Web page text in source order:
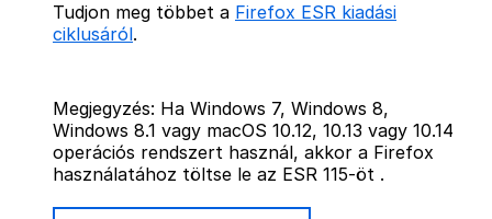
Tudjon meg többet a Firefox ESR kiadási
ciklusáról.
Megjegyzés: Ha Windows 7, Windows 8,
Windows 8.1 vagy macOS 10.12, 10.13 vagy 10.14
operációs rendszert használ, akkor a Firefox
használatához töltse le az ESR 115-öt .